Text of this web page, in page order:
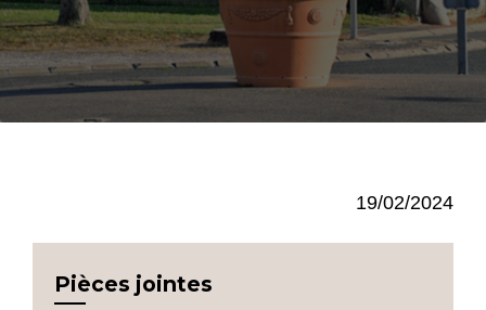
19/02/2024
Pièces jointes